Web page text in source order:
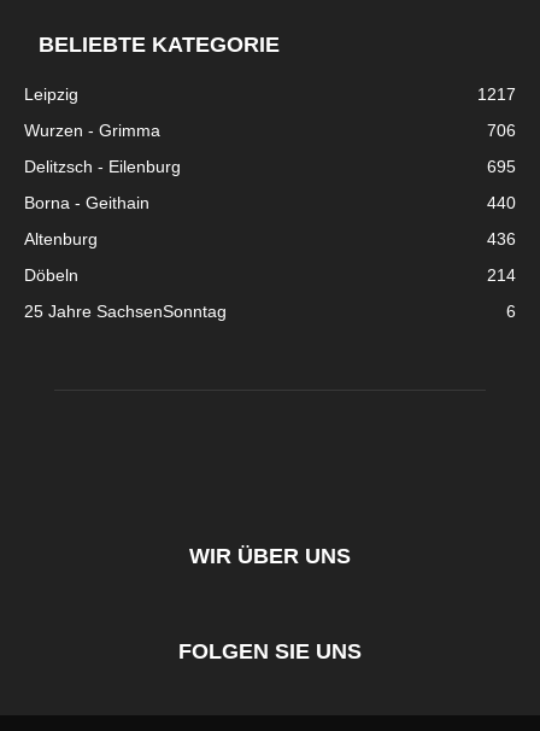
BELIEBTE KATEGORIE
Leipzig
1217
Wurzen - Grimma
706
Delitzsch - Eilenburg
695
Borna - Geithain
440
Altenburg
436
Döbeln
214
25 Jahre SachsenSonntag
6
WIR ÜBER UNS
FOLGEN SIE UNS